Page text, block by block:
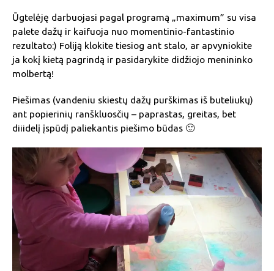
Ūgtelėję darbuojasi pagal programą „maximum” su visa
palete dažų ir kaifuoja nuo momentinio-fantastinio
rezultato:) Foliją klokite tiesiog ant stalo, ar apvyniokite
ja kokį kietą pagrindą ir pasidarykite didžiojo menininko
molbertą!
Piešimas (vandeniu skiestų dažų purškimas iš buteliukų)
ant popierinių ranškluosčių – paprastas, greitas, bet
diiidelį įspūdį paliekantis piešimo būdas 🙂